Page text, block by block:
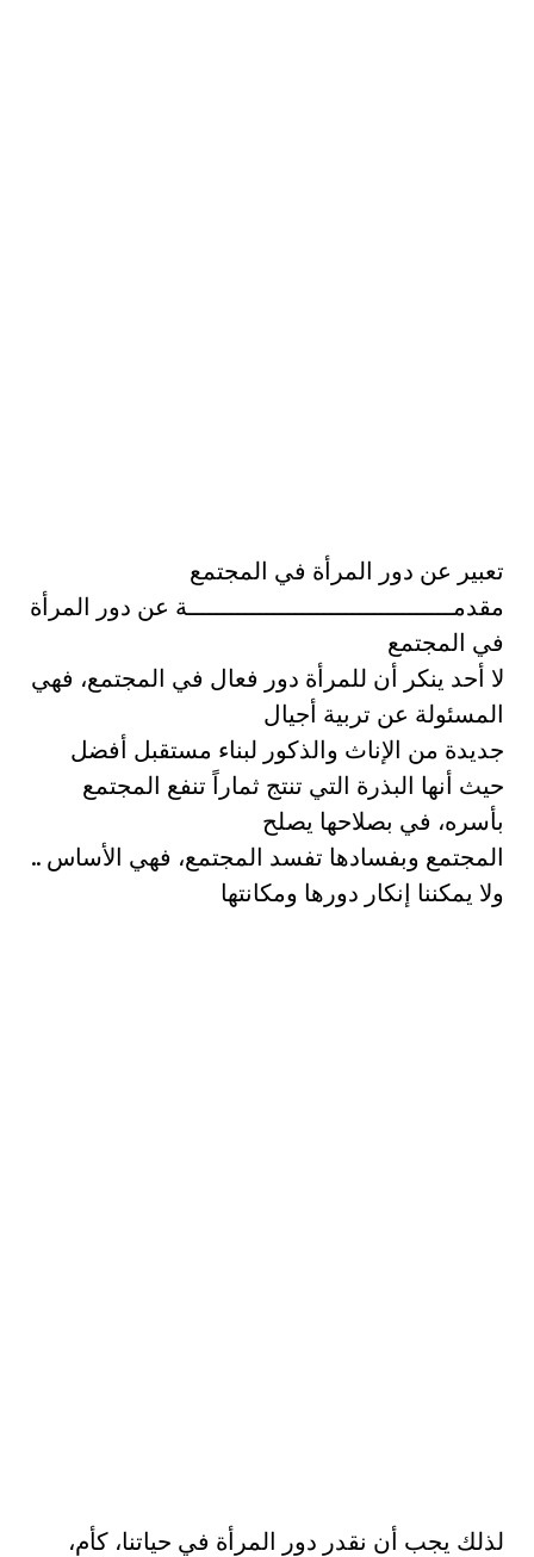
تعبير عن دور المرأة في المجتمع
مقدمـــــــــــــــــــــــــــــــــــــة عن دور المرأة
في المجتمع
لا أحد ينكر أن للمرأة دور فعال في المجتمع، فهي
المسئولة عن تربية أجيال
جديدة من الإناث والذكور لبناء مستقبل أفضل
حيث أنها البذرة التي تنتج ثماراً تنفع المجتمع
بأسره، في بصلاحها يصلح
المجتمع وبفسادها تفسد المجتمع، فهي الأساس ..
ولا يمكننا إنكار دورها ومكانتها
لذلك يجب أن نقدر دور المرأة في حياتنا، كأم،